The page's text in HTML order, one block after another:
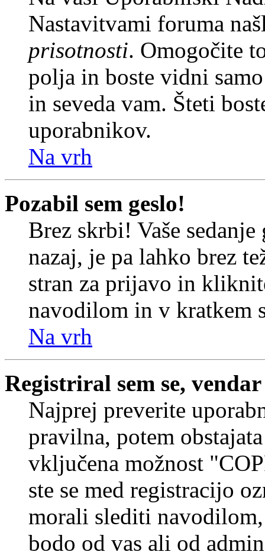
Nastavitvami foruma
prisotnosti. Omogočite
polja in boste vidni
in seveda vam. Šteti
uporabnikov.
Na vrh
Pozabil sem geslo!
Brez skrbi! Vaše
nazaj, je pa lahko brez
stran za prijavo in
navodilom in v kratkem
Na vrh
Registriral sem se,
Najprej preverite
pravilna, potem
vključena možnost
ste se med registracijo
morali slediti
bodo od vas ali od